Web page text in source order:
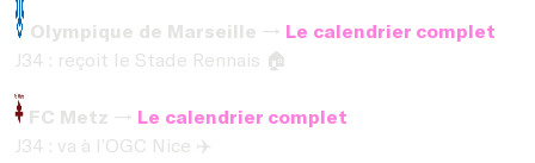
Olympique de Marseille → Le calendrier complet
J34 : reçoit le Stade Rennais 🏠
FC Metz → Le calendrier complet
J34 : va à l’OGC Nice ✈️